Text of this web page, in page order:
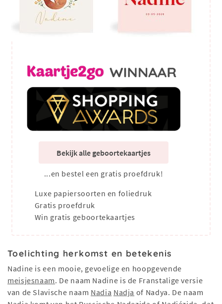
Bekijk alle geboortekaartjes
...en bestel een gratis proefdruk!
Luxe papiersoorten en foliedruk
Gratis proefdruk
Win gratis geboortekaartjes
Toelichting herkomst en betekenis
Nadine is een mooie, gevoelige en hoopgevende
meisjesnaam. De naam Nadine is de Franstalige versie
van de Slavische naam Nadia Nadja of Nadya. De naam